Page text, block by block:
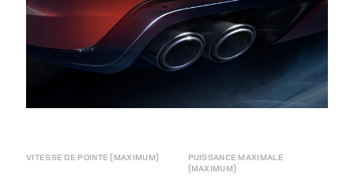
VITESSE DE POINTE (MAXIMUM)
PUISSANCE MAXIMALE
(MAXIMUM)